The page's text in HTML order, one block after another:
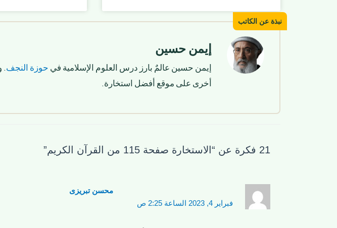
إيمن حسين
إيمن حسين عالمٌ بارز درس العلوم الإسلامية في حوزة النجف.
أخرى على موقع أفضل استخارة.
21 فكرة عن “الاستخارة صفحة 115 من القرآن الكريم”
محسن تبریزی
فبراير 4, 2023 الساعة 2:25 ص